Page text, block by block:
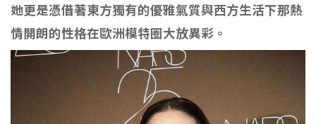
她更是憑借著東方獨有的優雅氣質與西方生活下那熱
情開朗的性格在歐洲模特圈大放異彩。